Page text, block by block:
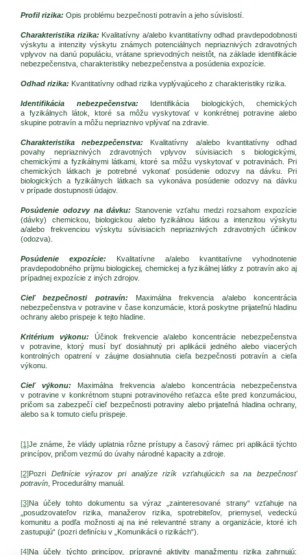
Profil rizika: Opis problému bezpečnosti potravín a jeho súvislostí.
Charakteristika rizika: Kvalitatívny a/alebo kvantitatívny odhad pravdepodobnosti
výskytu a intenzity výskytu známych potenciálnych nepriaznivých zdravotných
vplyvov na danú populáciu, vrátane sprievodných neistôt, na základe identifikácie
nebezpečenstva, charakteristiky nebezpečenstva a posúdenia expozície.
Odhad rizika: Kvantitatívny odhad rizika vyplývajúceho z charakteristiky rizika.
Identifikácia nebezpečenstva: Identifikácia biologických, chemických
a fyzikálnych látok, ktoré sa môžu vyskytovať v konkrétnej potravine alebo
skupine potravín a môžu nepriaznivo vplývať na zdravie.
Charakteristika nebezpečenstva:
Kvalitatívny a/alebo kvantitatívny odhad
povahy nepriaznivých zdravotných vplyvov súvisiacich s biologickými,
chemickými a fyzikálnymi látkami, ktoré sa môžu vyskytovať v potravinách. Pri
chemických látkach je potrebné vykonať posúdenie odozvy na dávku. Pri
biologických a fyzikálnych látkach sa vykonáva posúdenie odozvy na dávku
v prípade dostupnosti údajov.
Posúdenie odozvy na dávku: Stanovenie vzťahu medzi rozsahom expozície
(dávky) chemickou, biologickou alebo fyzikálnou látkou a intenzitou výskytu
a/alebo frekvenciou výskytu súvisiacich nepriaznivých zdravotných účinkov
(odozva).
Posúdenie expozície: Kvalitatívne a/alebo kvantitatívne vyhodnotenie
pravdepodobného príjmu biologickej, chemickej a fyzikálnej látky z potravín ako aj
prípadnej expozície z iných zdrojov.
Cieľ bezpečnosti potravín: Maximálna frekvencia a/alebo koncentrácia
nebezpečenstva v potravine v čase konzumácie, ktorá poskytne prijateľnú hladinu
ochrany alebo prispeje k tejto hladine.
Kritérium výkonu: Účinok frekvencie a/alebo koncentrácie nebezpečenstva
v potravine, ktorý musí byť dosiahnutý pri aplikácii jedného alebo viacerých
kontrolných opatrení v záujme dosiahnutia cieľa bezpečnosti potravín a cieľa
výkonu.
Cieľ výkonu: Maximálna frekvencia a/alebo koncentrácia nebezpečenstva
v potravine v konkrétnom stupni potravinového reťazca ešte pred konzumáciou,
pričom sa zabezpečí cieľ bezpečnosti potraviny alebo prijateľná hladina ochrany,
alebo sa k tomuto cieľu prispeje.
[1]Je známe, že vlády uplatnia rôzne prístupy a časový rámec pri aplikácii týchto
princípov, pričom vezmú do úvahy národné kapacity a zdroje.
[2]Pozri Definície výrazov pri analýze rizík vzťahujúcich sa na bezpečnosť
potravín , Procedurálny manuál.
[3]Na účely tohto dokumentu sa výraz „zainteresované strany“ vzťahuje na
„posudzovateľov rizika, manažerov rizika, spotrebiteľov, priemysel, vedeckú
komunitu a podľa možnosti aj na iné relevantné strany a organizácie, ktoré ich
zastupujú“ (pozri definíciu v „Komunikácii o rizikách“).
[4]Na účely týchto princípov, prípravné aktivity manažmentu rizika zahrnujú: